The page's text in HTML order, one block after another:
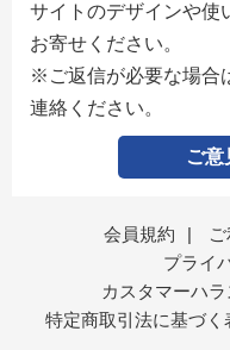
サイトのデザインや使
お寄せください。
※ご返信が必要な場合
連絡ください。
ご意
会員規約 |
プライ
カスタマーハ
特定商取引法に基づく